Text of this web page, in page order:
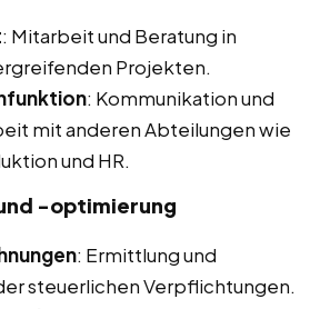
: Mitarbeit und Beratung in
Projekten.
: Kommunikation und
mit anderen Abteilungen wie
und HR.
-optimierung
: Ermittlung und
steuerlichen Verpflichtungen.